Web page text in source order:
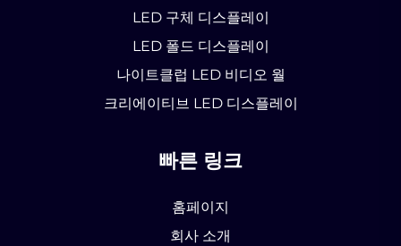
LED 구체 디스플레이
LED 폴드 디스플레이
나이트클럽 LED 비디오 월
크리에이티브 LED 디스플레이
빠른 링크
홈페이지
회사 소개